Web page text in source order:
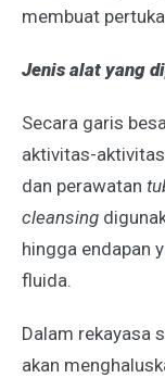
membuat
Jenis alat yang
Secara garis
aktivitas-
dan perawatan
cleansing
hingga endapan
fluida.
Dalam rekayasa
akan